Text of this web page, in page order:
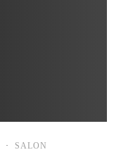
· SALON